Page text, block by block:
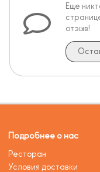
Еще
отзыв!
Подробнее о нас
Ресторан
Условия доставки